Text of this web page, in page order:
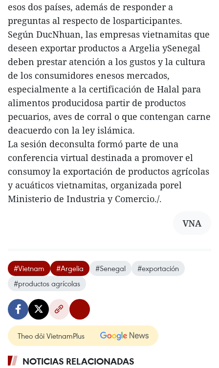
esos dos países, además de responder a
preguntas al respecto de losparticipantes.
Según DucNhuan, las empresas vietnamitas que
deseen exportar productos a Argelia ySenegal
deben prestar atención a los gustos y la cultura
de los consumidores enesos mercados,
especialmente a la certificación de Halal para
alimentos producidosa partir de productos
pecuarios, aves de corral o que contengan carne
deacuerdo con la ley islámica.
La sesión deconsulta formó parte de una
conferencia virtual destinada a promover el
consumoy la exportación de productos agrícolas
y acuáticos vietnamitas, organizada porel
Ministerio de Industria y Comercio./.
VNA
#Vietnam #Argelia #Senegal
#exportación
#productos agrícolas
Theo dõi VietnamPlus
NOTICIAS RELACIONADAS